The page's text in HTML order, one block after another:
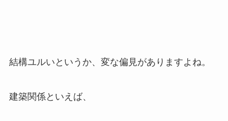
結構ユルいというか、変な偏見がありますよね。
建築関係といえば、